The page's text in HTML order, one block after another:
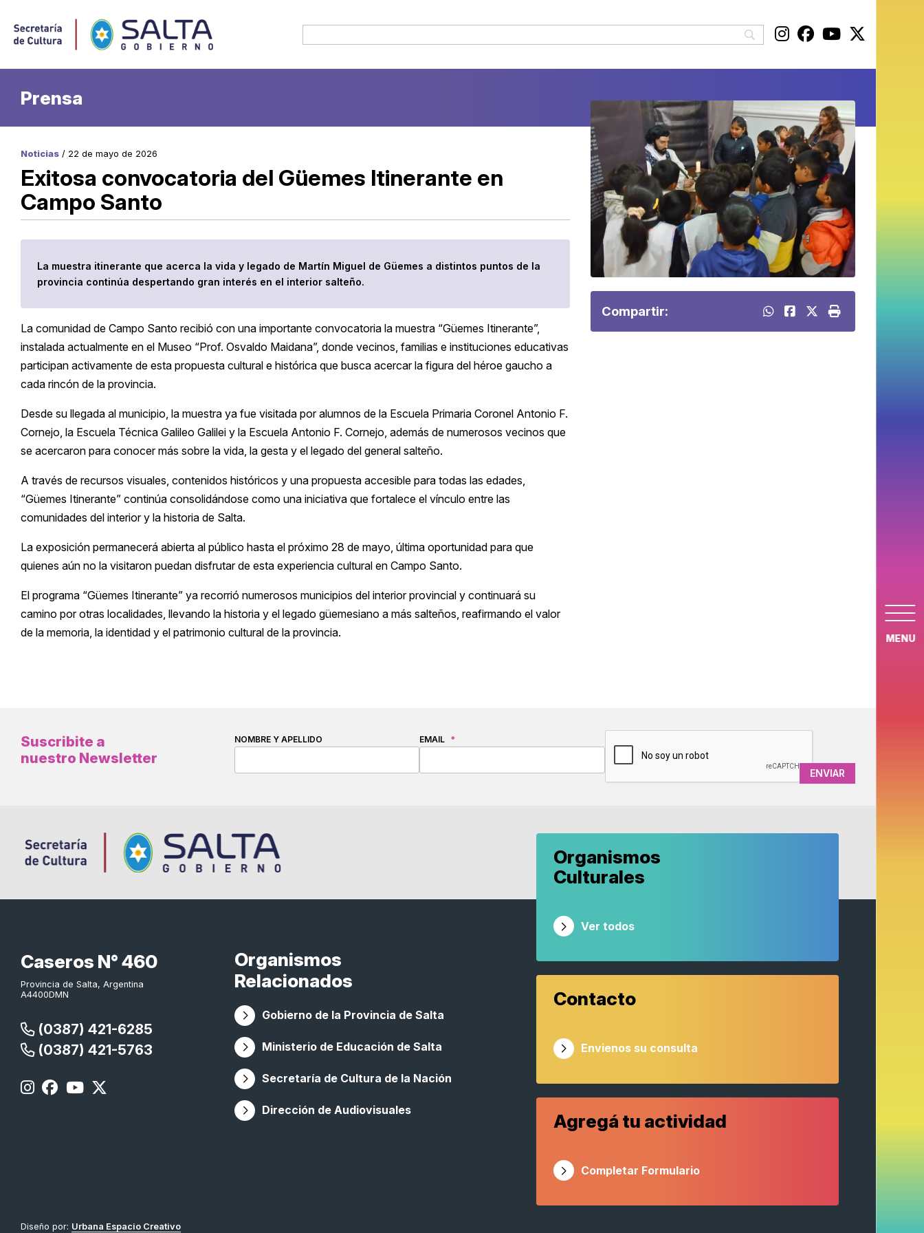
MENU
Prensa
Noticias / 22 de mayo de 2026
Exitosa convocatoria del Güemes Itinerante en
Campo Santo
La muestra itinerante que acerca la vida y legado de Martín Miguel de Güemes a distintos puntos de la
provincia continúa despertando gran interés en el interior salteño.
La comunidad de Campo Santo recibió con una importante convocatoria la muestra “Güemes Itinerante”,
instalada actualmente en el Museo “Prof. Osvaldo Maidana”, donde vecinos, familias e instituciones educativas
participan activamente de esta propuesta cultural e histórica que busca acercar la figura del héroe gaucho a
cada rincón de la provincia.
Desde su llegada al municipio, la muestra ya fue visitada por alumnos de la Escuela Primaria Coronel Antonio F.
Cornejo, la Escuela Técnica Galileo Galilei y la Escuela Antonio F. Cornejo, además de numerosos vecinos que
se acercaron para conocer más sobre la vida, la gesta y el legado del general salteño.
A través de recursos visuales, contenidos históricos y una propuesta accesible para todas las edades,
“Güemes Itinerante” continúa consolidándose como una iniciativa que fortalece el vínculo entre las
comunidades del interior y la historia de Salta.
La exposición permanecerá abierta al público hasta el próximo 28 de mayo, última oportunidad para que
quienes aún no la visitaron puedan disfrutar de esta experiencia cultural en Campo Santo.
El programa “Güemes Itinerante” ya recorrió numerosos municipios del interior provincial y continuará su
camino por otras localidades, llevando la historia y el legado güemesiano a más salteños, reafirmando el valor
de la memoria, la identidad y el patrimonio cultural de la provincia.
Compartir:
Suscribite a
nuestro Newsletter
NOMBRE Y APELLIDO EMAIL *
Caseros N° 460
Provincia de Salta, Argentina
A4400DMN
(0387) 421-6285
(0387) 421-5763
Organismos
Relacionados
Gobierno de la Provincia de Salta
Ministerio de Educación de Salta
Secretaría de Cultura de la Nación
Dirección de Audiovisuales
Organismos
Culturales
Ver todos
Contacto
Envienos su consulta
Agregá tu actividad
Completar Formulario
Diseño por: Urbana Espacio Creativo